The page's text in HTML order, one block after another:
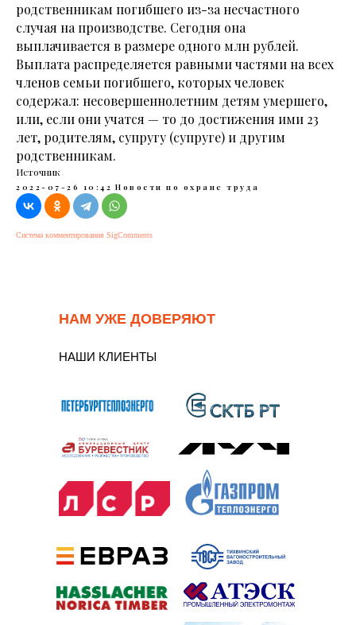
родственникам погибшего из-за несчастного
случая на производстве. Сегодня она
выплачивается в размере одного млн рублей.
Выплата распределяется равными частями на всех
членов семьи погибшего, которых человек
содержал: несовершеннолетним детям умершего,
или, если они учатся — то до достижения ими 23
лет, родителям, супругу (супруге) и другим
родственникам.
Источник
2022-07-26 10:42 Новости по охране труда
Система комментирования SigComments
НАМ УЖЕ ДОВЕРЯЮТ
НАШИ КЛИЕНТЫ